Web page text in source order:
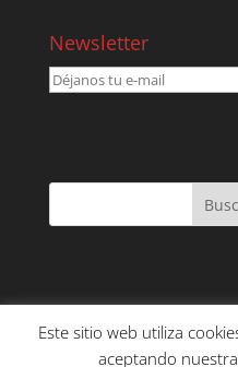
Newsletter
Este sitio web utiliza
aceptando nuestra